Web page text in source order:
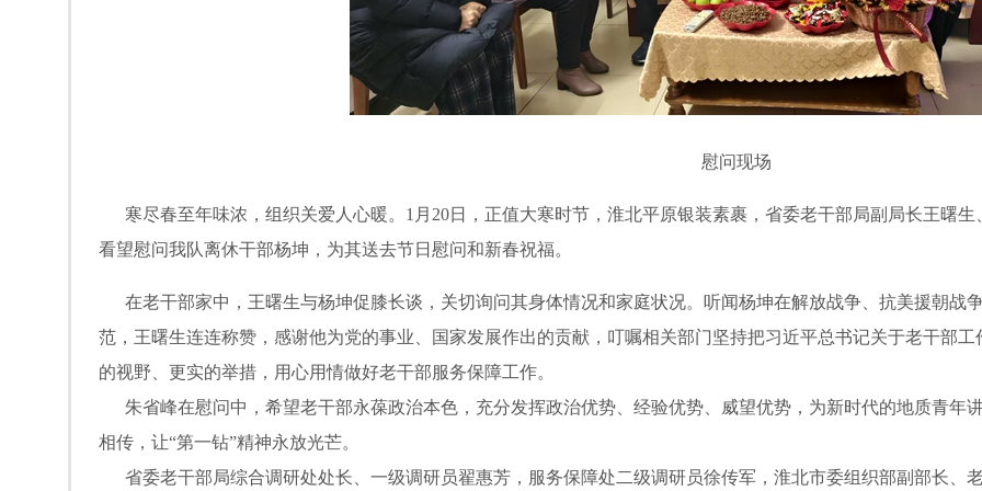
慰问现场
寒尽春至年味浓，组织关爱人心暖。1月20日，正值大寒时节，淮北平原银装素裹，省委老干部局副局长王曙
看望慰问我队离休干部杨坤，为其送去节日慰问和新春祝福。
在老干部家中，王曙生与杨坤促膝长谈，关切询问其身体情况和家庭状况。听闻杨坤在解放战争、抗美援朝战
范，王曙生连连称赞，感谢他为党的事业、国家发展作出的贡献，叮嘱相关部门坚持把习近平总书记关于老干部
的视野、更实的举措，用心用情做好老干部服务保障工作。
朱省峰在慰问中，希望老干部永葆政治本色，充分发挥政治优势、经验优势、威望优势，为新时代的地质青年
相传，让“第一钻”精神永放光芒。
省委老干部局综合调研处处长、一级调研员翟惠芳，服务保障处二级调研员徐传军，淮北市委组织部副部长、